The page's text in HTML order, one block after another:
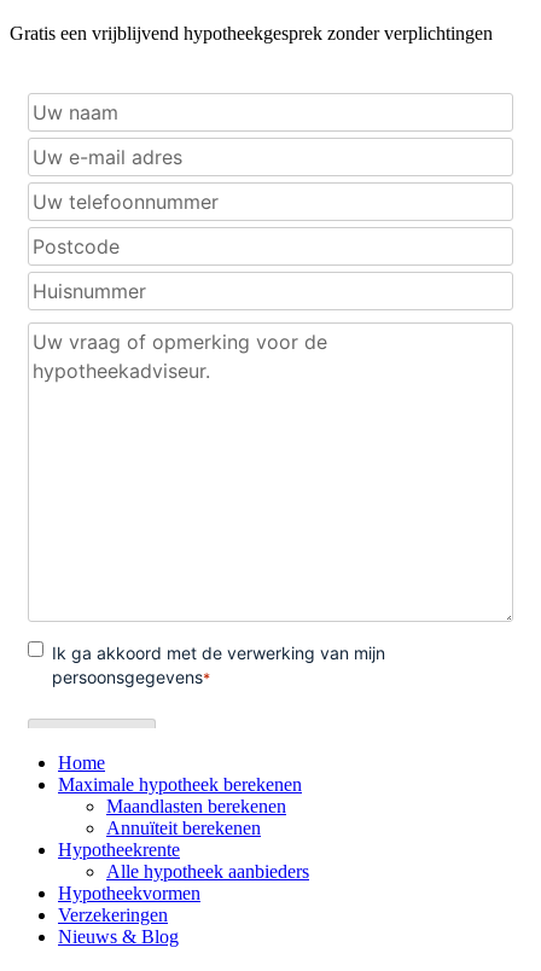
Gratis een vrijblijvend hypotheekgesprek zonder verplichtingen
Home
Maximale hypotheek berekenen
Maandlasten berekenen
Annuïteit berekenen
Hypotheekrente
Alle hypotheek aanbieders
Hypotheekvormen
Verzekeringen
Nieuws & Blog